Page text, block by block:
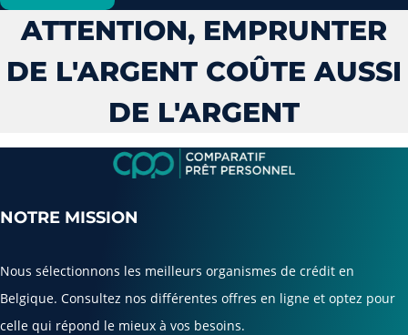
ATTENTION, EMPRUNTER
DE L'ARGENT COÛTE AUSSI
DE L'ARGENT
NOTRE MISSION
Nous sélectionnons les meilleurs organismes de crédit en
Belgique. Consultez nos différentes offres en ligne et optez pour
celle qui répond le mieux à vos besoins.